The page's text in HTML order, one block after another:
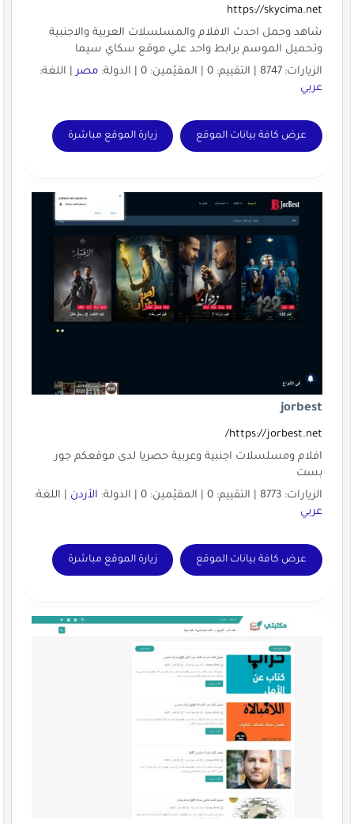
https://skycima.net
شاهد وحمل احدث الافلام والمسلسلات العربية والاجنبية
وتحميل الموسم برابط واحد علي موقع سكاي سيما
الزيارات: 8747 | التقييم: 0 | المقيّمين: 0 | الدولة:
مصر| اللغة:
عربي
عرض كافة بيانات الموقع زيارة الموقع مباشرة
jorbest
https://jorbest.net/
افلام ومسلسلات اجنبية وعربية حصريا لدى موقعكم جور
بست
الزيارات: 8773 | التقييم: 0 | المقيّمين: 0 | الدولة:
الأردن| اللغة:
عربي
عرض كافة بيانات الموقع زيارة الموقع مباشرة